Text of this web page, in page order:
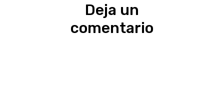
Deja un
comentario